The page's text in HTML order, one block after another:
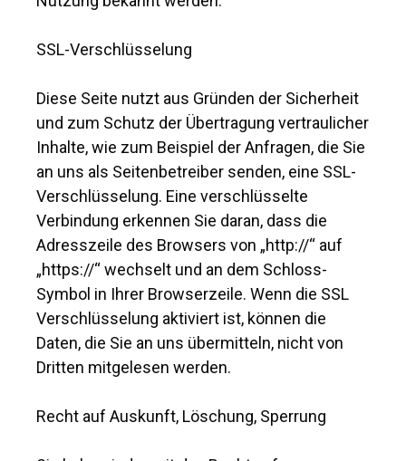
SSL-Verschlüsselung
Diese Seite nutzt aus Gründen der Sicherheit
und zum Schutz der Übertragung vertraulicher
Inhalte, wie zum Beispiel der Anfragen, die Sie
an uns als Seitenbetreiber senden, eine SSL-
Verschlüsselung. Eine verschlüsselte
Verbindung erkennen Sie daran, dass die
Adresszeile des Browsers von „http://“ auf
„https://“ wechselt und an dem Schloss-
Symbol in Ihrer Browserzeile. Wenn die SSL
Verschlüsselung aktiviert ist, können die
Daten, die Sie an uns übermitteln, nicht von
Dritten mitgelesen werden.
Recht auf Auskunft, Löschung, Sperrung